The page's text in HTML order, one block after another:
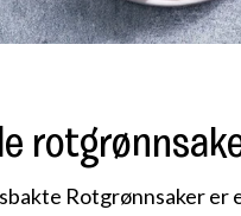
Rotgrønnsaker er